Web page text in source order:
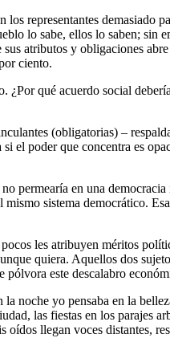
representantes demasiado
lo sabe, ellos lo saben; sin
atributos y obligaciones
ciento.
qué acuerdo social
(obligatorias) –
el poder que concentra es
permearía en una
sistema democrático.
les atribuyen méritos
quiera. Aquellos dos
pólvora este descalabro
noche yo pensaba en la
las fiestas en los parajes
llegan voces distantes,